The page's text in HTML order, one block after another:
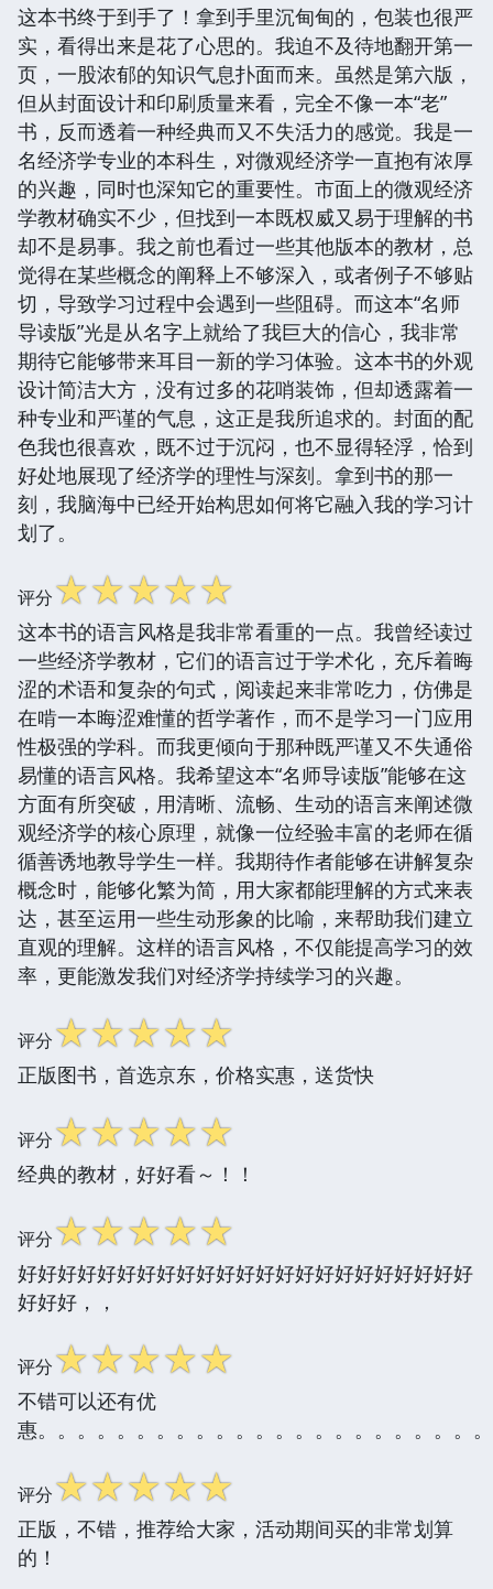
这本书终于到手了！拿到手里沉甸甸的，包装也很严
实，看得出来是花了心思的。我迫不及待地翻开第一
页，一股浓郁的知识气息扑面而来。虽然是第六版，
但从封面设计和印刷质量来看，完全不像一本“老”
书，反而透着一种经典而又不失活力的感觉。我是一
名经济学专业的本科生，对微观经济学一直抱有浓厚
的兴趣，同时也深知它的重要性。市面上的微观经济
学教材确实不少，但找到一本既权威又易于理解的书
却不是易事。我之前也看过一些其他版本的教材，总
觉得在某些概念的阐释上不够深入，或者例子不够贴
切，导致学习过程中会遇到一些阻碍。而这本“名师
导读版”光是从名字上就给了我巨大的信心，我非常
期待它能够带来耳目一新的学习体验。这本书的外观
设计简洁大方，没有过多的花哨装饰，但却透露着一
种专业和严谨的气息，这正是我所追求的。封面的配
色我也很喜欢，既不过于沉闷，也不显得轻浮，恰到
好处地展现了经济学的理性与深刻。拿到书的那一
刻，我脑海中已经开始构思如何将它融入我的学习计
划了。
评分☆☆☆☆☆
这本书的语言风格是我非常看重的一点。我曾经读过
一些经济学教材，它们的语言过于学术化，充斥着晦
涩的术语和复杂的句式，阅读起来非常吃力，仿佛是
在啃一本晦涩难懂的哲学著作，而不是学习一门应用
性极强的学科。而我更倾向于那种既严谨又不失通俗
易懂的语言风格。我希望这本“名师导读版”能够在这
方面有所突破，用清晰、流畅、生动的语言来阐述微
观经济学的核心原理，就像一位经验丰富的老师在循
循善诱地教导学生一样。我期待作者能够在讲解复杂
概念时，能够化繁为简，用大家都能理解的方式来表
达，甚至运用一些生动形象的比喻，来帮助我们建立
直观的理解。这样的语言风格，不仅能提高学习的效
率，更能激发我们对经济学持续学习的兴趣。
评分☆☆☆☆☆
正版图书，首选京东，价格实惠，送货快
评分☆☆☆☆☆
经典的教材，好好看～！！
评分☆☆☆☆☆
好好好好好好好好好好好好好好好好好好好好好好好
好好好，，
评分☆☆☆☆☆
不错可以还有优
惠。。。。。。。。。。。。。。。。。。。。。。
评分☆☆☆☆☆
正版，不错，推荐给大家，活动期间买的非常划算
的！